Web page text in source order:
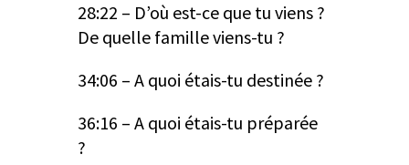
28:22 – D’où est-ce que tu viens ?
De quelle famille viens-tu ?
34:06 – A quoi étais-tu destinée ?
36:16 – A quoi étais-tu préparée
?